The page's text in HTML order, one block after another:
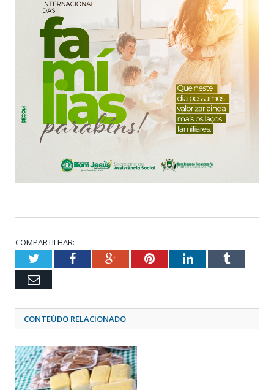
COMPARTILHAR:
TwitterFacebookGoogle+PinterestLinkedInTumblr
Email
CONTEÚDO RELACIONADO